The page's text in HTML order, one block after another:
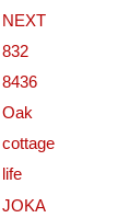
NEXT
832
8436
Oak
cottage
life
JOKA